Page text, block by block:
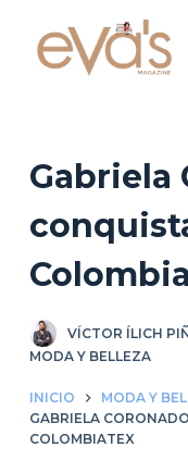
o
e
n
d
Gabriela
VÍCTOR ÍLICH
MODA Y BELLEZA
INICIO
MODA Y
GABRIELA
COLOMBIATEX